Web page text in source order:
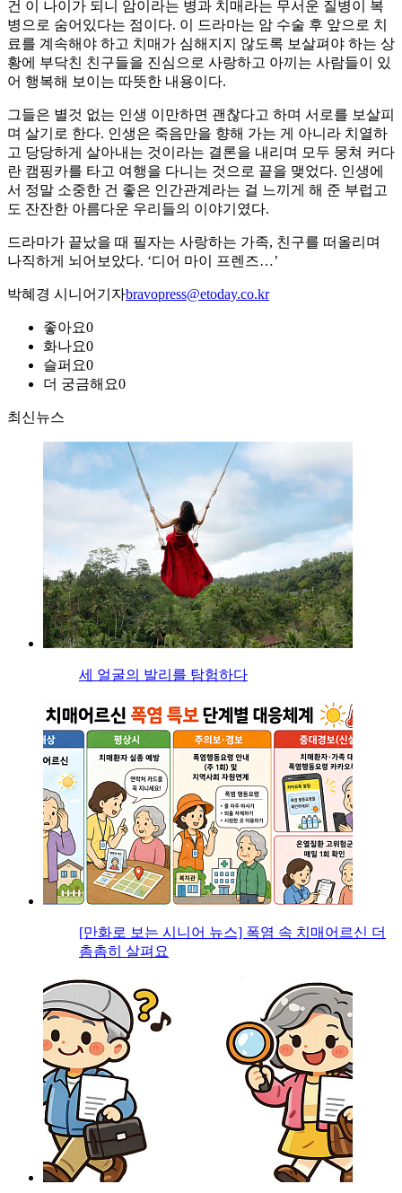
건 이 나이가 되니 암이라는 병과 치매라는 무서운 질병이 복
병으로 숨어있다는 점이다. 이 드라마는 암 수술 후 앞으로 치
료를 계속해야 하고 치매가 심해지지 않도록 보살펴야 하는 상
황에 부닥친 친구들을 진심으로 사랑하고 아끼는 사람들이 있
어 행복해 보이는 따뜻한 내용이다.
그들은 별것 없는 인생 이만하면 괜찮다고 하며 서로를 보살피
며 살기로 한다. 인생은 죽음만을 향해 가는 게 아니라 치열하
고 당당하게 살아내는 것이라는 결론을 내리며 모두 뭉쳐 커다
란 캠핑카를 타고 여행을 다니는 것으로 끝을 맺었다. 인생에
서 정말 소중한 건 좋은 인간관계라는 걸 느끼게 해 준 부럽고
도 잔잔한 아름다운 우리들의 이야기였다.
드라마가 끝났을 때 필자는 사랑하는 가족, 친구를 떠올리며
나직하게 뇌어보았다. ‘디어 마이 프렌즈…’
박혜경 시니어기자bravopress@etoday.co.kr
좋아요0
화나요0
슬퍼요0
더 궁금해요0
최신뉴스
세 얼굴의 발리를 탐험하다
[만화로 보는 시니어 뉴스] 폭염 속 치매어르신 더
촘촘히 살펴요